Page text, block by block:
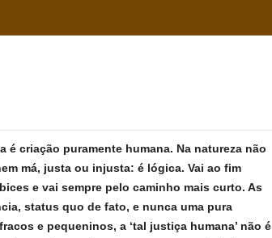
é criação puramente humana. Na natureza não
má, justa ou injusta: é lógica. Vai ao fim
e vai sempre pelo caminho mais curto. As
status quo de fato, e nunca uma pura
e pequeninos, a ‘tal justiça humana’ não é